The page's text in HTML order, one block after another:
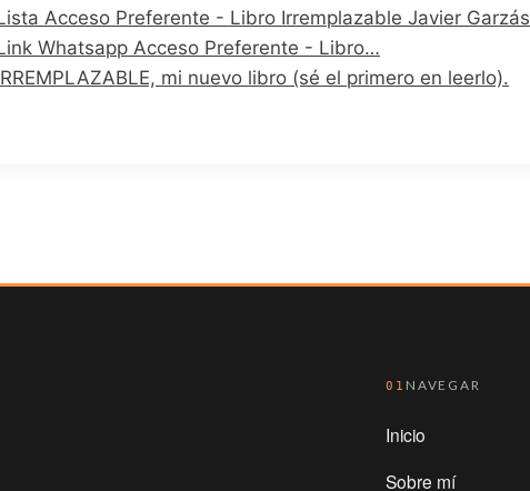
Acceso Preferente - Libro Irremplazable Javier Garzás
Whatsapp Acceso Preferente - Libro…
mi nuevo libro (sé el primero en leerlo).
01 NAVEGAR
Inicio
Sobre mí